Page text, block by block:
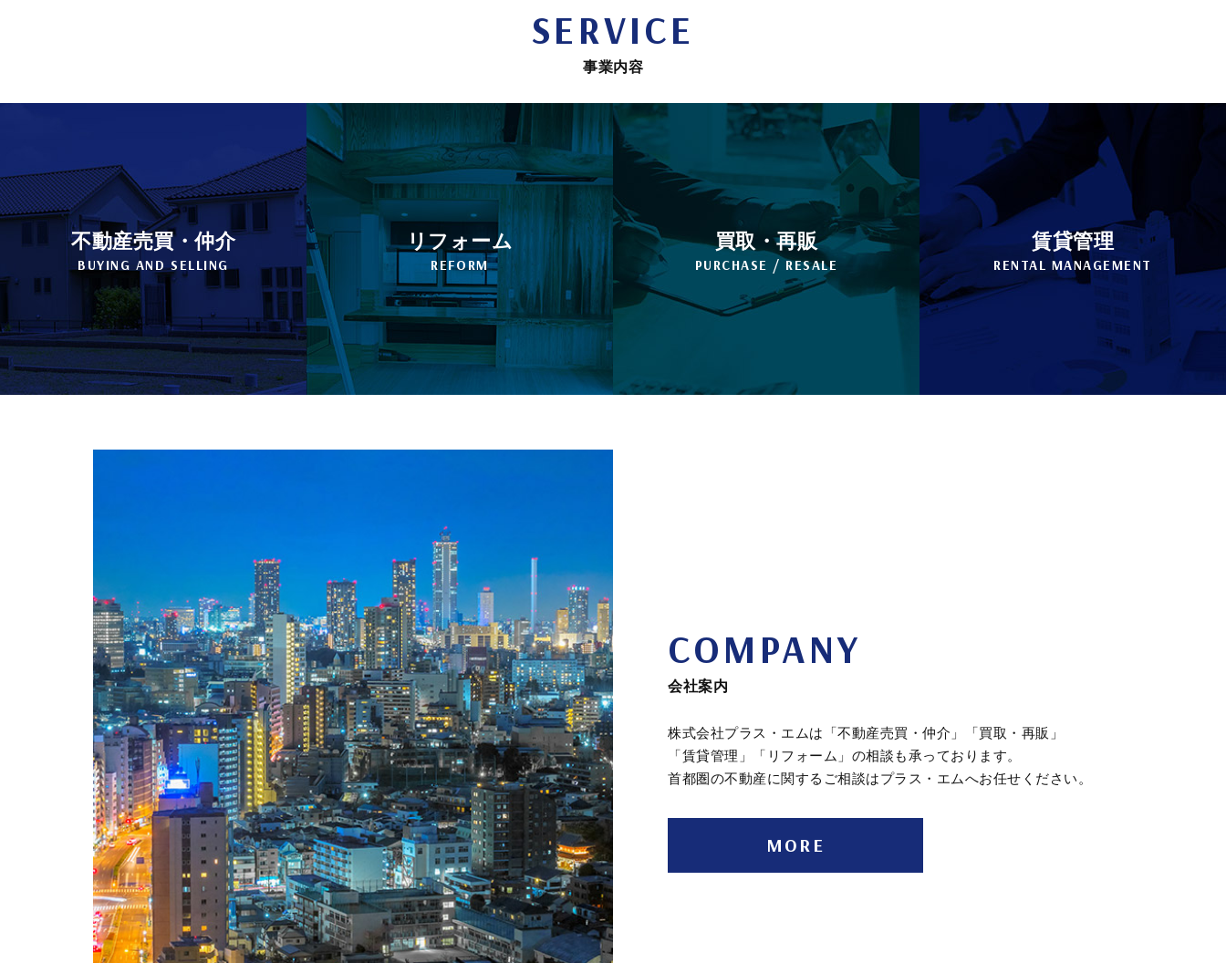
SERVICE
事業内容
不動産売買・仲介
BUYING AND SELLING
リフォーム
REFORM
買取・再販
PURCHASE / RESALE
賃貸管理
RENTAL MANAGEMENT
COMPANY
会社案内
株式会社プラス・エムは「不動産売買・仲介」「買取・再販」
「賃貸管理」「リフォーム」の相談も承っております。
首都圏の不動産に関するご相談はプラス・エムへお任せください。
MORE